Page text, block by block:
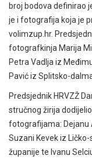
broj bodova definirao
je i fotografija koja je
volimzup.hr.
fotografkinja Marija
Petra Vadlja iz
Pavić iz Splitsko-
Predsjednik HRVZŽ
stručnog žirija
fotografijama: Dejanu
Suzani Kevek iz
županije te Ivanu